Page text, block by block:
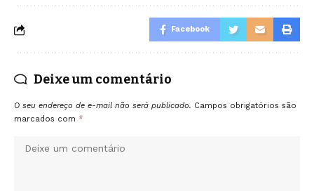
Facebook
Deixe um comentário
O seu endereço de e-mail não será publicado. Campos obrigatórios são
marcados com *